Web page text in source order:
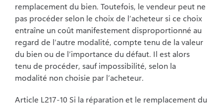
remplacement du bien. Toutefois, le vendeur peut ne
pas procéder selon le choix de l’acheteur si ce choix
entraîne un coût manifestement disproportionné au
regard de l’autre modalité, compte tenu de la valeur
du bien ou de l’importance du défaut. Il est alors
tenu de procéder, sauf impossibilité, selon la
modalité non choisie par l’acheteur.
Article L217-10 Si la réparation et le remplacement du